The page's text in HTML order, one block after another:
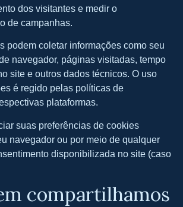
dos visitantes e medir o
de campanhas.
podem coletar informações como seu
navegador, páginas visitadas, tempo
site e outros dados técnicos. O uso
é regido pelas políticas de
plataformas.
suas preferências de cookies
navegador ou por meio de qualquer
disponibilizada no site (caso
compartilhamos